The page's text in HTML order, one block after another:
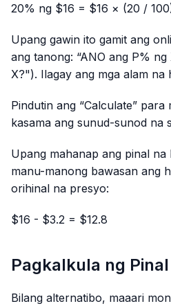
20% ng $16 = $16 × (20 /
Upang gawin ito gamit ang
ang tanong: “ANO ang P%
X?"). Ilagay ang mga alam na
Pindutin ang “Calculate” para
kasama ang sunud-sunod na
Upang mahanap ang pinal na
manu-manong bawasan ang
orihinal na presyo:
$16 - $3.2 = $12.8
Pagkalkula ng
Bilang alternatibo, maaari